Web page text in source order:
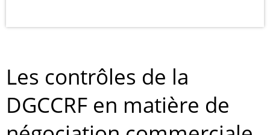
Les contrôles de la
DGCCRF en matière de